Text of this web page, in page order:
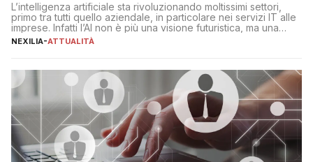
L’intelligenza artificiale sta rivoluzionando moltissimi settori,
primo tra tutti quello aziendale, in particolare nei servizi IT alle
imprese. Infatti l’AI non è più una visione futuristica, ma una
realtà operativa che sta portando a un cambio significativo in
operazioni, bensì comporta […]
NEXILIA-ATTUALITÀ